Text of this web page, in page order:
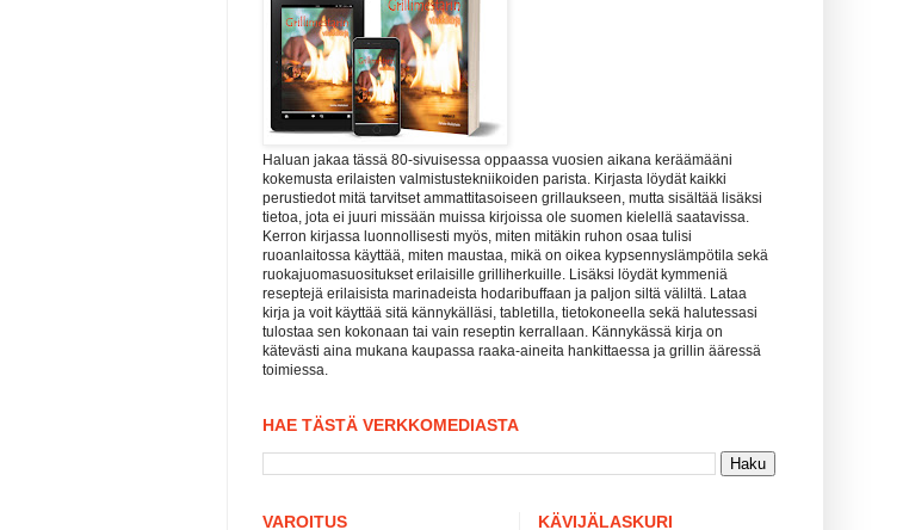
Haluan jakaa tässä 80-sivuisessa oppaassa vuosien aikana keräämääni
kokemusta erilaisten valmistustekniikoiden parista. Kirjasta löydät kaikki
perustiedot mitä tarvitset ammattitasoiseen grillaukseen, mutta sisältää lisäksi
tietoa, jota ei juuri missään muissa kirjoissa ole suomen kielellä saatavissa.
Kerron kirjassa luonnollisesti myös, miten mitäkin ruhon osaa tulisi
ruoanlaitossa käyttää, miten maustaa, mikä on oikea kypsennyslämpötila sekä
ruokajuomasuositukset erilaisille grilliherkuille. Lisäksi löydät kymmeniä
reseptejä erilaisista marinadeista hodaribuffaan ja paljon siltä väliltä. Lataa
kirja ja voit käyttää sitä kännykälläsi, tabletilla, tietokoneella sekä halutessasi
tulostaa sen kokonaan tai vain reseptin kerrallaan. Kännykässä kirja on
kätevästi aina mukana kaupassa raaka-aineita hankittaessa ja grillin ääressä
toimiessa.
HAE TÄSTÄ VERKKOMEDIASTA
VAROITUS KÄVIJÄLASKURI